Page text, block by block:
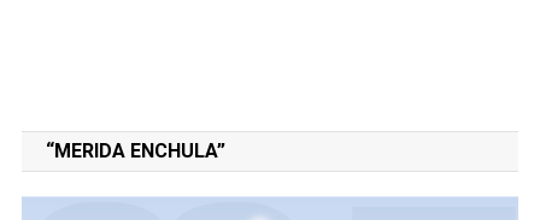
“MERIDA ENCHULA”